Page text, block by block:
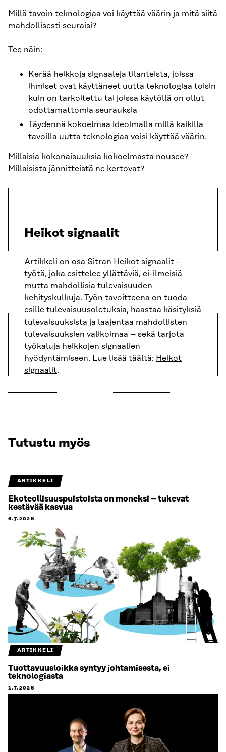
Millä tavoin teknologiaa voi käyttää väärin ja mitä siitä
mahdollisesti seuraisi?
Tee näin:
Kerää heikkoja signaaleja tilanteista, joissa
ihmiset ovat käyttäneet uutta teknologiaa toisin
kuin on tarkoitettu tai joissa käytöllä on ollut
odottamattomia seurauksia
Täydennä kokoelmaa ideoimalla millä kaikilla
tavoilla uutta teknologiaa voisi käyttää väärin.
Millaisia kokonaisuuksia kokoelmasta nousee?
Millaisista jännitteistä ne kertovat?
Heikot signaalit
Artikkeli on osa Sitran Heikot signaalit -
työtä, joka esittelee yllättäviä, ei-ilmeisiä
mutta mahdollisia tulevaisuuden
kehityskulkuja. Työn tavoitteena on tuoda
esille tulevaisuusoletuksia, haastaa käsityksiä
tulevaisuuksista ja laajentaa mahdollisten
tulevaisuuksien valikoimaa – sekä tarjota
työkaluja heikkojen signaalien
hyödyntämiseen. Lue lisää täältä: Heikot
signaalit.
Tutustu myös
ARTIKKELI
Ekoteollisuuspuistoista on moneksi – tukevat
kestävää kasvua
6.7.2026
ARTIKKELI
Tuottavuusloikka syntyy johtamisesta, ei
teknologiasta
1.7.2026